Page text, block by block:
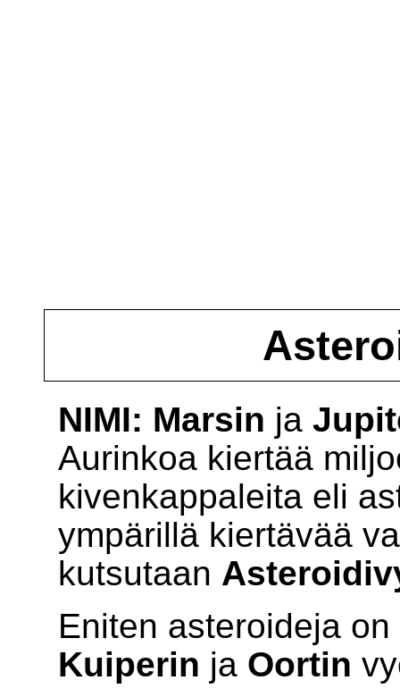
NIMI: Marsin ja
Aurinkoa kiertää
kivenkappaleita eli
ympärillä kiertävää
kutsutaan
Eniten asteroideja
Kuiperin ja Oortin